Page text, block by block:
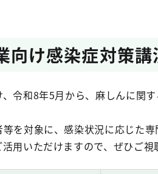
向け感染症対策
令和8年5月から、麻しんに関
を対象に、感染状況に応じた専
用いただけますので、ぜひご視